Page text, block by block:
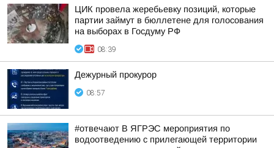
ЦИК провела жеребьевку позиций, которые
партии займут в бюллетене для голосования
на выборах в Госдуму РФ
08:39
Дежурный прокурор
08:57
#отвечают В ЯГРЭС мероприятия по
водоотведению с прилегающей территории